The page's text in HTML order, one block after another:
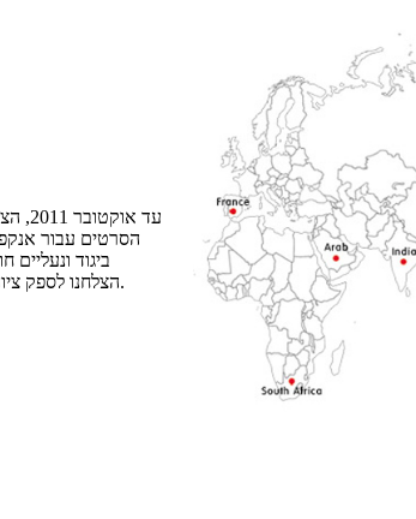
הסרטים עבור
ביגוד
סולאריים Encapsulation, הצלחנו לספק ציוד לחברות מפורסמות אפילו חברות רשומות בתעשיות רבות.